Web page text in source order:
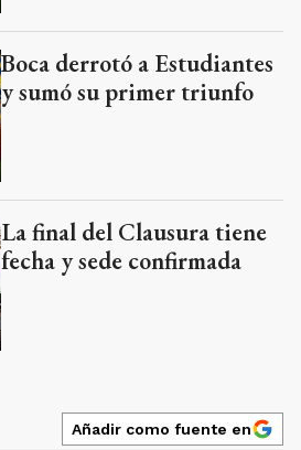
Boca derrotó a Estudiantes
y sumó su primer triunfo
La final del Clausura tiene
fecha y sede confirmada
Añadir como fuente en